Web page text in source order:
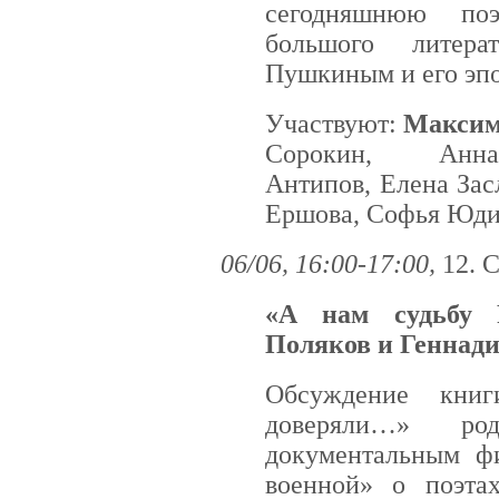
сегодняшнюю
большого
Пушкиным и его
Участвуют:
Сорокин,
Антипов, Елена
Ершова, Софья
06/06, 16:00-17:00, 12.
«А нам судьбу
Поляков и
Обсуждение
доверяли…»
документальным
военной» о